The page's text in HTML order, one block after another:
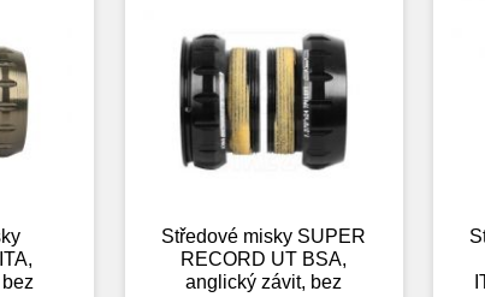
Středové misky SUPER
RECORD UT BSA,
anglický závit, bez